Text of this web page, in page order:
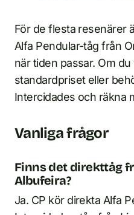
För de flesta resenärer
Alfa Pendular-tåg från
när tiden passar. Om du
standardpriset eller
Intercidades och räkna
Vanliga frågor
Finns det direkttåg
Albufeira?
Ja. CP kör direkta Alfa